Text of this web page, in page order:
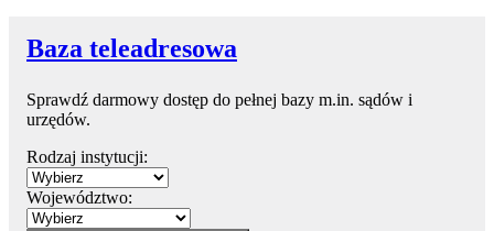
Baza teleadresowa
Sprawdź darmowy dostęp do pełnej bazy m.in. sądów i
urzędów.
Rodzaj instytucji:
Województwo: